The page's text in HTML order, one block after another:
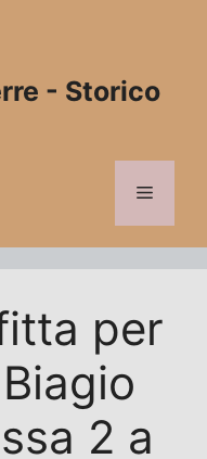
- Storico
Menu
per
2 a